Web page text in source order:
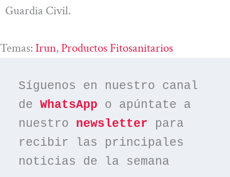
Guardia Civil.
Temas: Irun, Productos Fitosanitarios
Síguenos en nuestro canal
de WhatsApp o apúntate a
nuestro newsletter para
recibir las principales
noticias de la semana